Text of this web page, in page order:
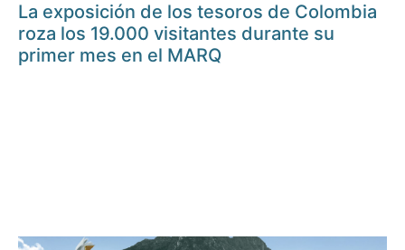
La exposición de los tesoros de Colombia
roza los 19.000 visitantes durante su
primer mes en el MARQ